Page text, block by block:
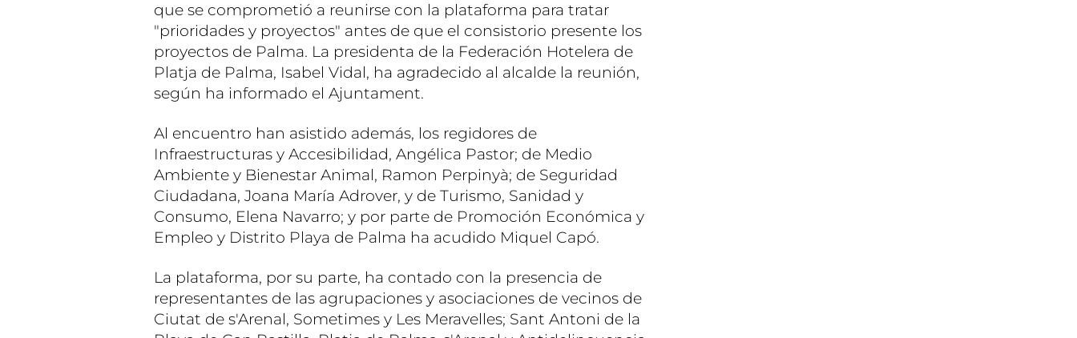
que se comprometió a reunirse con la plataforma para tratar
"prioridades y proyectos" antes de que el consistorio presente los
proyectos de Palma. La presidenta de la Federación Hotelera de
Platja de Palma, Isabel Vidal, ha agradecido al alcalde la reunión,
según ha informado el Ajuntament.
Al encuentro han asistido además, los regidores de
Infraestructuras y Accesibilidad, Angélica Pastor; de Medio
Ambiente y Bienestar Animal, Ramon Perpinyà; de Seguridad
Ciudadana, Joana María Adrover, y de Turismo, Sanidad y
Consumo, Elena Navarro; y por parte de Promoción Económica y
Empleo y Distrito Playa de Palma ha acudido Miquel Capó.
La plataforma, por su parte, ha contado con la presencia de
representantes de las agrupaciones y asociaciones de vecinos de
Ciutat de s'Arenal, Sometimes y Les Meravelles; Sant Antoni de la